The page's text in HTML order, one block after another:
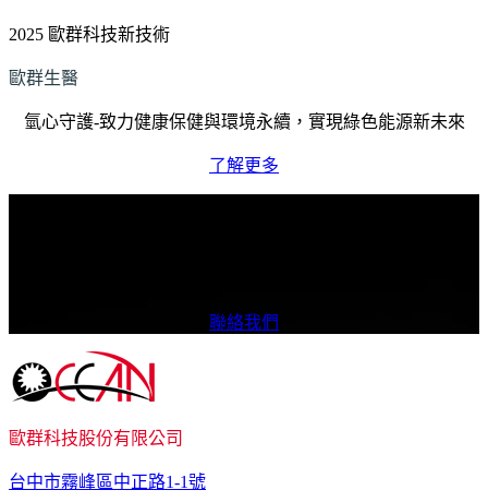
2025 歐群科技新技術
歐群生醫
氫心守護-致力健康保健與環境永續，實現綠色能源新未來
了解更多
聯絡我們
歐群科技股份有限公司
台中市霧峰區中正路1-1號